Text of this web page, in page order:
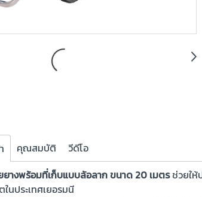
คุณสมบัติ
วีดีโอ
ยางพร้อมที่เก็บแบบล้อลาก ขนาด 20 เมตรช่วยให้
นประเทศเยอรมนี